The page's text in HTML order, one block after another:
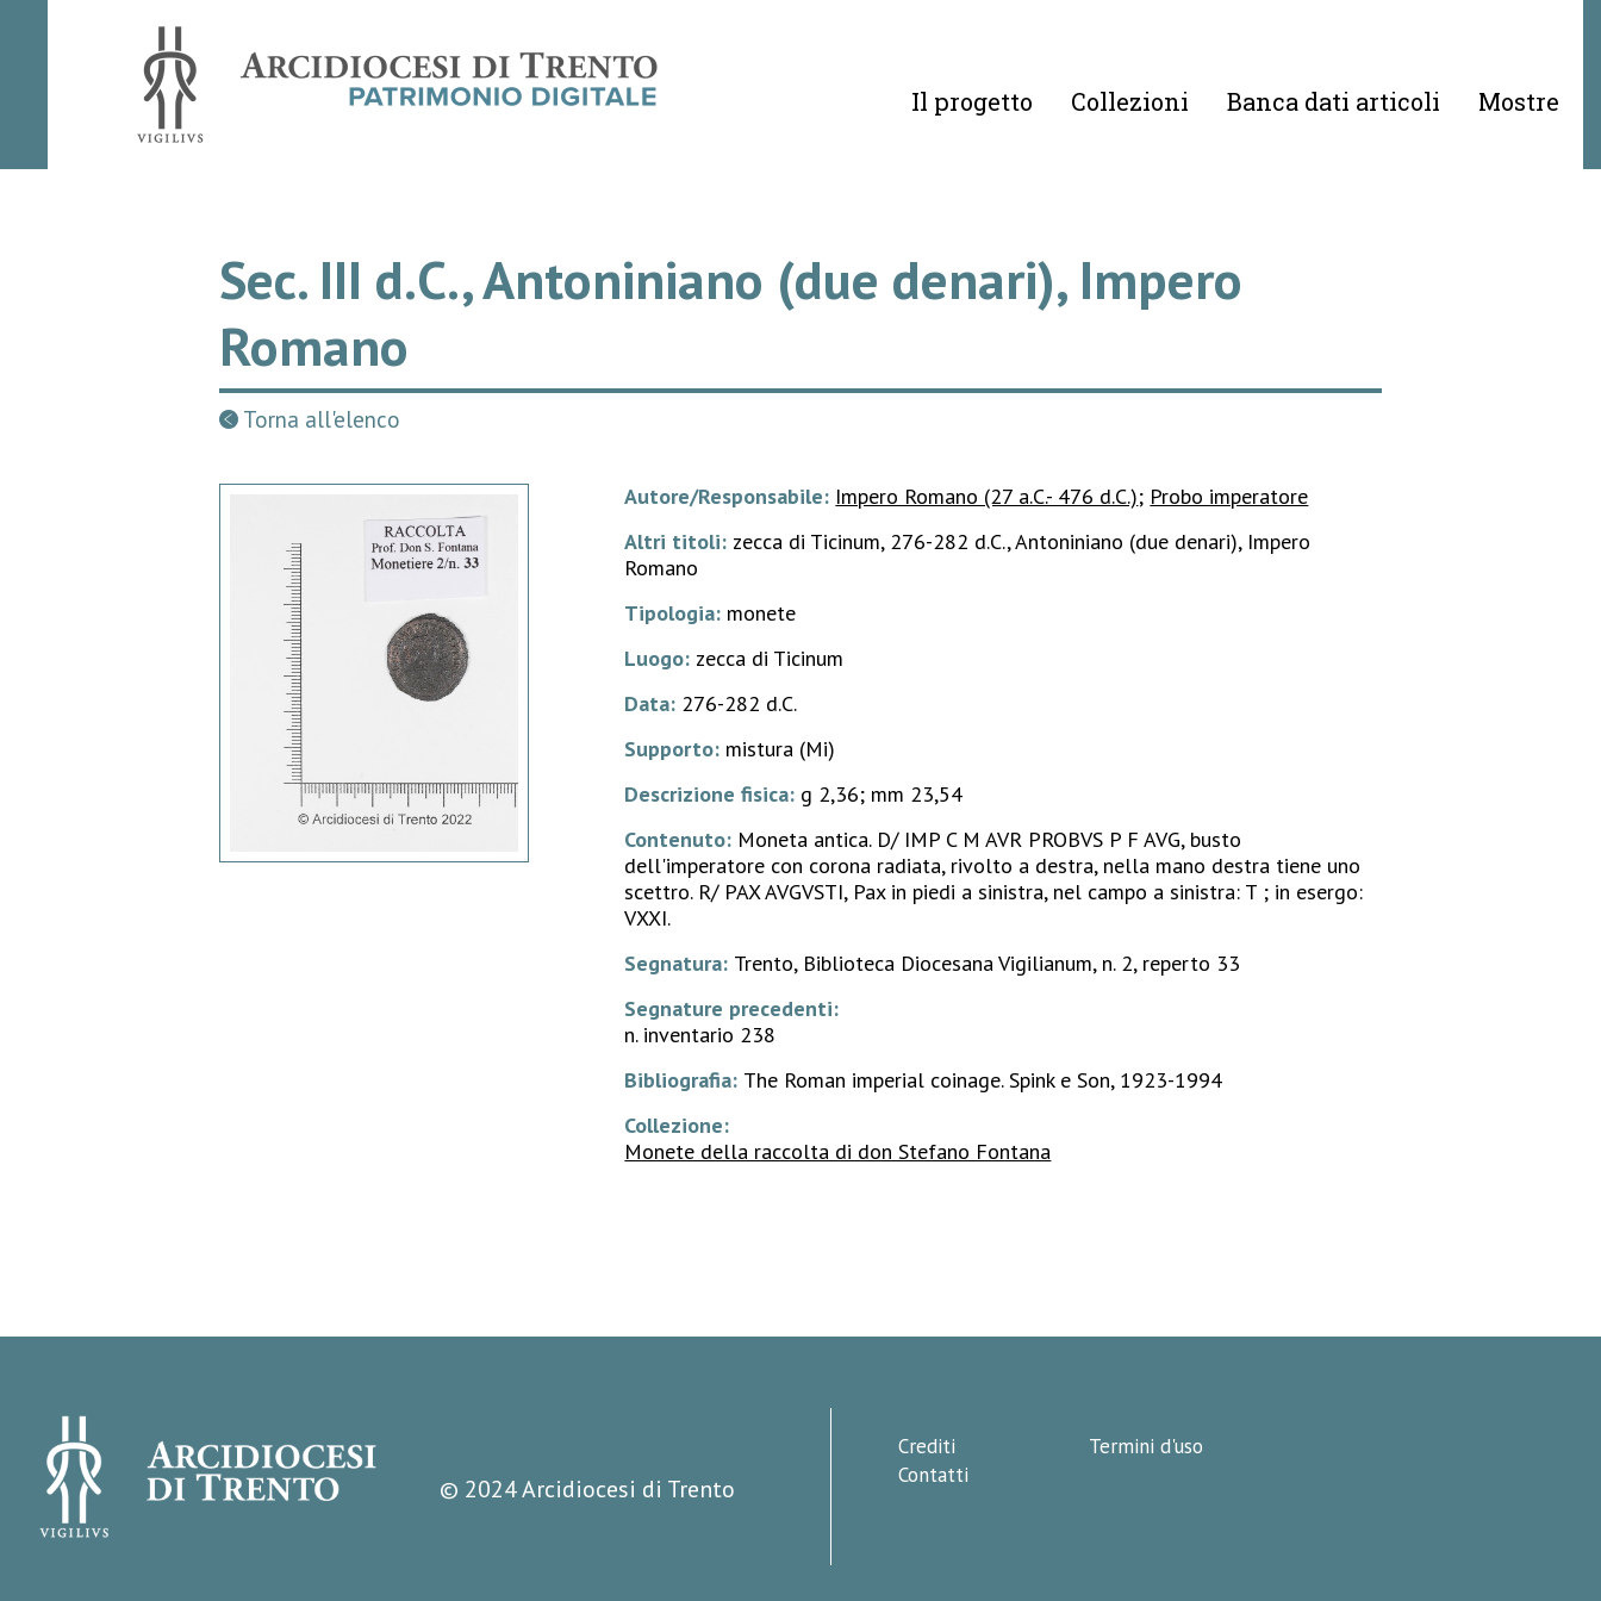
Il progetto Collezioni Banca dati articoli Mostre
Sec. III d.C., Antoniniano (due denari), Impero
Romano
Torna all'elenco
Autore/Responsabile: Impero Romano (27 a.C.- 476 d.C.); Probo imperatore
Altri titoli: zecca di Ticinum, 276-282 d.C., Antoniniano (due denari), Impero
Romano
Tipologia: monete
Luogo: zecca di Ticinum
Data: 276-282 d.C.
Supporto: mistura (Mi)
Descrizione fisica: g 2,36; mm 23,54
Contenuto: Moneta antica. D/ IMP C M AVR PROBVS P F AVG, busto
dell'imperatore con corona radiata, rivolto a destra, nella mano destra tiene uno
scettro. R/ PAX AVGVSTI, Pax in piedi a sinistra, nel campo a sinistra: T ; in esergo:
VXXI.
Segnatura: Trento, Biblioteca Diocesana Vigilianum, n. 2, reperto 33
Segnature precedenti:
n. inventario 238
Bibliografia: The Roman imperial coinage. Spink e Son, 1923-1994
Collezione:
Monete della raccolta di don Stefano Fontana
© 2024 Arcidiocesi di Trento
Crediti
Contatti
Termini d'uso